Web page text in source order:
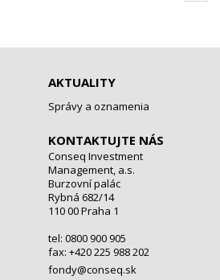
AKTUALITY
Správy a oznamenia
KONTAKTUJTE NÁS
Conseq Investment
Management, a.s.
Burzovní palác
Rybná 682/14
110 00 Praha 1
tel: 0800 900 905
fax: +420 225 988 202
fondy@conseq.sk